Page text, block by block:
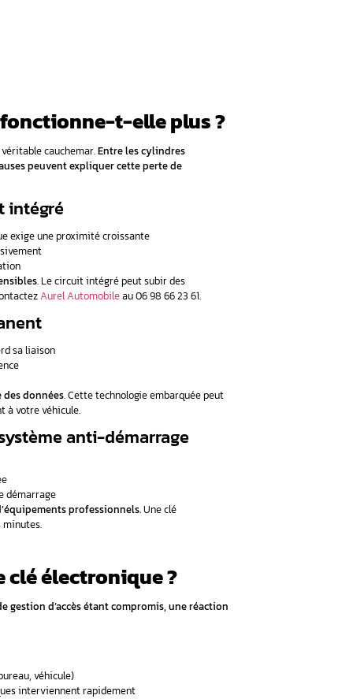
t-elle plus ?
?
électronique moderne
avancés
électronique ?
automobile
ne fonctionne-t-
une journée ordinaire en véritable cauchemar.
contrôle d’accès, plusieurs causes peuvent expliquer